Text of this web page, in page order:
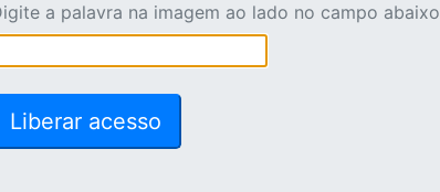
a palavra na imagem ao lado no campo abaixo